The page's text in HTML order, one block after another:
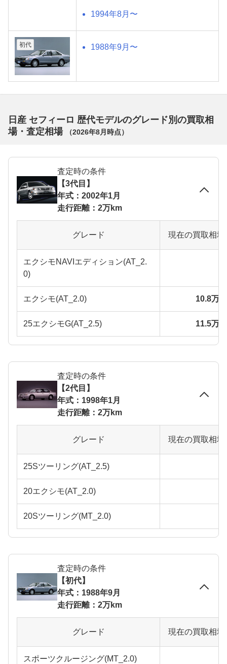
1994年8月〜
初代 1988年9月〜
日産 セフィーロ 歴代モデルのグレード別の買取相
場・査定相場
（2026年8月 時点）
査定時の条件
【3代目】
年式：2002年1月
走行距離：2万km
グレード 現在の買取相
エクシモNAVIエディション(AT_2.
0)
エクシモ(AT_2.0) 10.8万
25エクシモG(AT_2.5) 11.5万
査定時の条件
【2代目】
年式：1998年1月
走行距離：2万km
グレード 現在の買取相
25Sツーリング(AT_2.5)
20エクシモ(AT_2.0)
20Sツーリング(MT_2.0)
査定時の条件
【初代】
年式：1988年9月
走行距離：2万km
グレード 現在の買取相
スポーツクルージング(MT_2.0)